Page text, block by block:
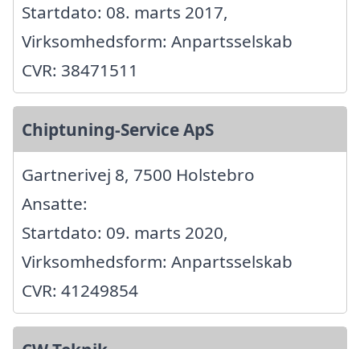
Startdato: 08. marts 2017,
Virksomhedsform: Anpartsselskab
CVR: 38471511
Chiptuning-Service ApS
Gartnerivej 8, 7500 Holstebro
Ansatte:
Startdato: 09. marts 2020,
Virksomhedsform: Anpartsselskab
CVR: 41249854